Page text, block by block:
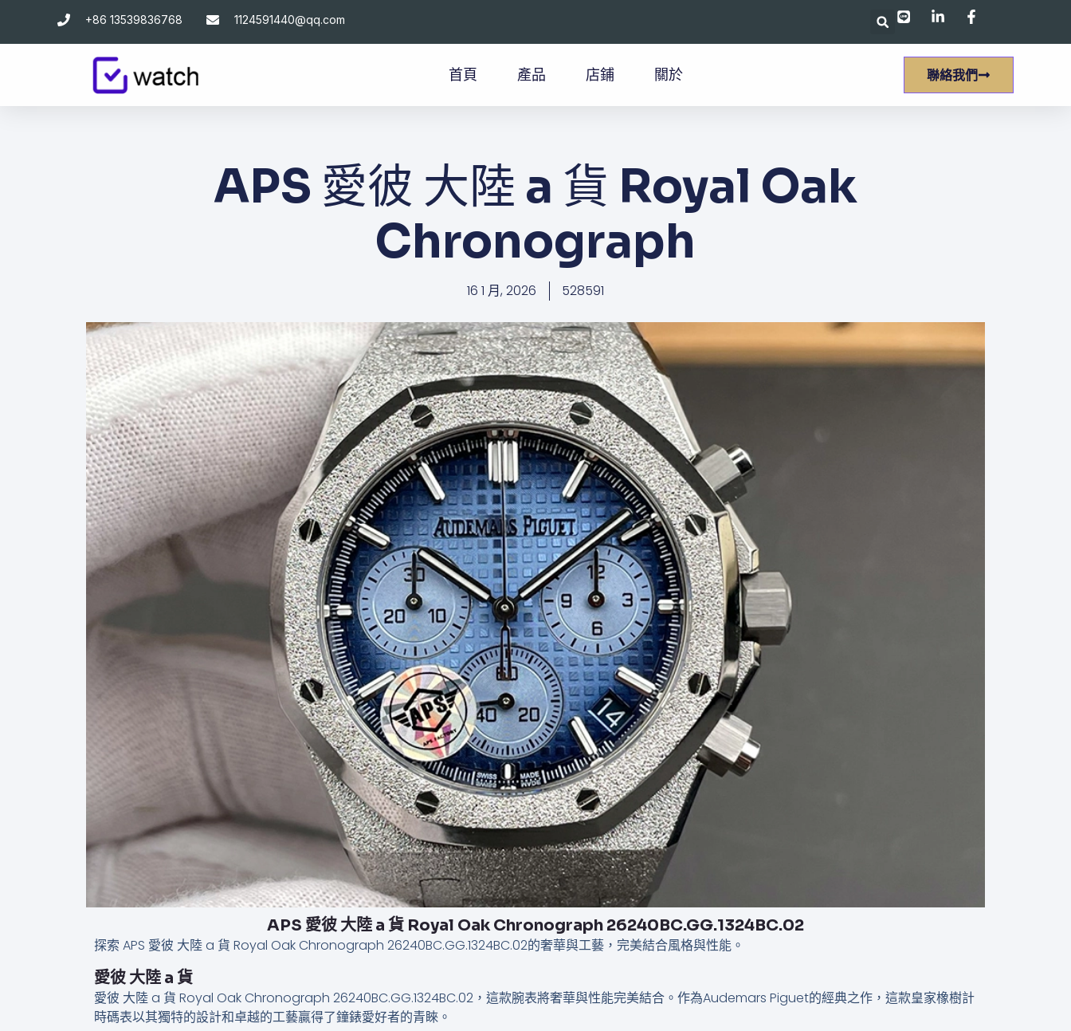
+86 13539836768 1124591440@qq.com
首頁 產品 店鋪 關於 聯絡我們
APS 愛彼 大陸 a 貨 Royal Oak
Chronograph
16 1 月, 2026 528591
APS 愛彼 大陸 a 貨 Royal Oak Chronograph 26240BC.GG.1324BC.02
探索 APS 愛彼 大陸 a 貨 Royal Oak Chronograph 26240BC.GG.1324BC.02的奢華與工藝，完美結合風格與性能。
愛彼 大陸 a 貨
愛彼 大陸 a 貨 Royal Oak Chronograph 26240BC.GG.1324BC.02，這款腕表將奢華與性能完美結合。作為Audemars Piguet的經典之作，這款皇家橡樹計
時碼表以其獨特的設計和卓越的工藝贏得了鐘錶愛好者的青睞。